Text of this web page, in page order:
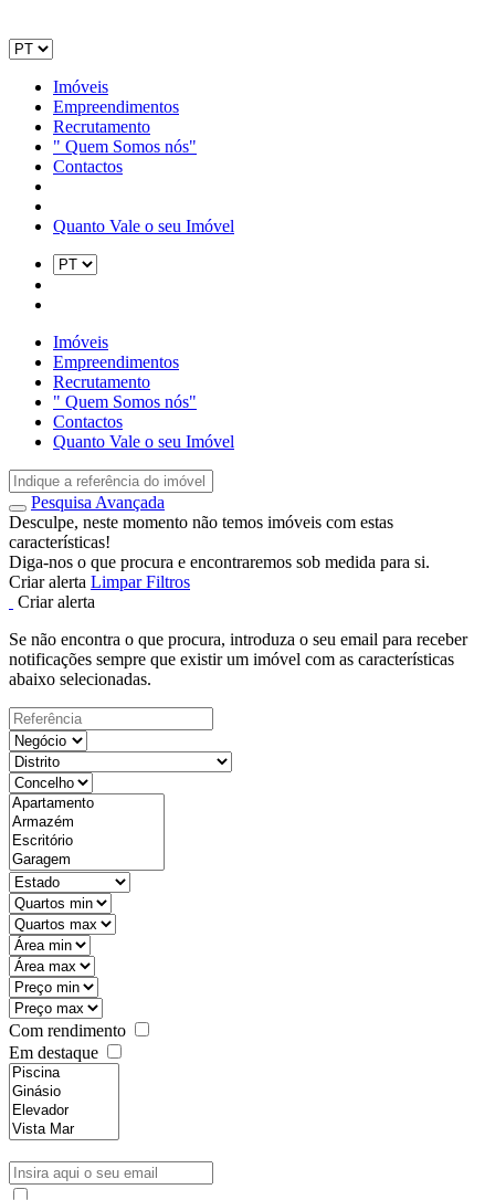
Imóveis
Empreendimentos
Recrutamento
" Quem Somos nós"
Contactos
Quanto Vale o seu Imóvel
Imóveis
Empreendimentos
Recrutamento
" Quem Somos nós"
Contactos
Quanto Vale o seu Imóvel
Pesquisa Avançada
Desculpe, neste momento não temos imóveis com estas
características!
Diga-nos o que procura e encontraremos sob medida para si.
Criar alerta Limpar Filtros
Criar alerta
Se não encontra o que procura, introduza o seu email para receber
notificações sempre que existir um imóvel com as características
abaixo selecionadas.
Com rendimento
Em destaque